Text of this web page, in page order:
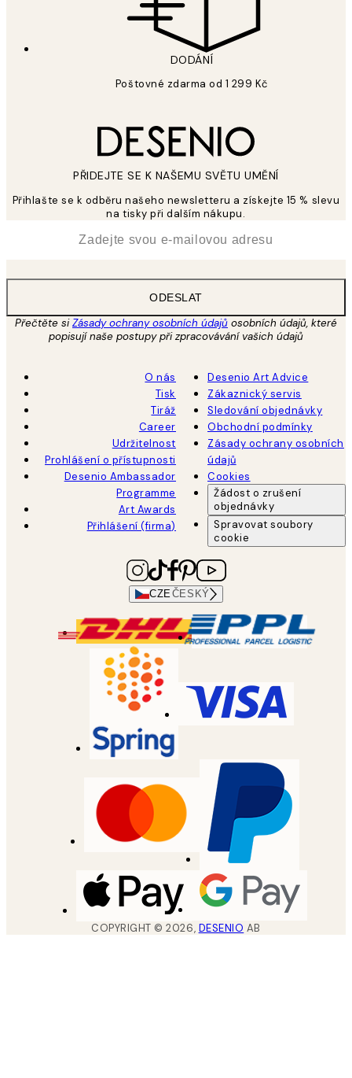
DODÁNÍ
Poštovné zdarma od 1 299 Kč
PŘIDEJTE SE K NAŠEMU SVĚTU UMĚNÍ
Přihlašte se k odběru našeho newsletteru a získejte 15 % slevu
na tisky při dalším nákupu.
ODESLAT
Přečtěte siZásady ochrany osobních údajů osobních údajů, které
popisují naše postupy při zpracovávání vašich údajů
O nás
Tisk
Tiráž
Career
Udržitelnost
Prohlášení o přístupnosti
Desenio Ambassador
Programme
Art Awards
Přihlášení (firma)
Desenio Art Advice
Zákaznický servis
Sledování objednávky
Obchodní podmínky
Zásady ochrany osobních
údajů
Cookies
Žádost o zrušení
objednávky
Spravovat soubory
cookie
CZEČESKÝ
COPYRIGHT ©2026, DESENIO AB